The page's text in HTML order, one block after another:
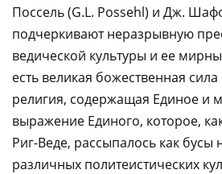
Поссель (G.L. Possehl) и Дж.
подчеркивают неразрывную
ведической культуры и ее
есть великая божественная
религия, содержащая Единое и
выражение Единого, которое,
Риг-Веде, рассыпалось как бусы
различных политеистических